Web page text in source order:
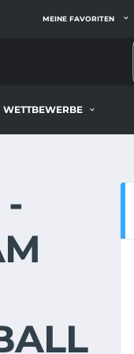
MEINE FAVORITEN
WETTBEWERBE